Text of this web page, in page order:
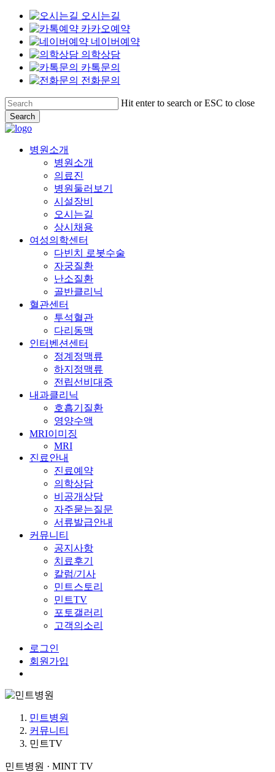
오시는길
카카오예약
네이버예약
의학상담
카톡문의
전화문의
Skip
to
main
content
Hit enter to search or ESC to close
Search
Close
Menu
병원소개
병원소개
의료진
병원둘러보기
시설장비
오시는길
상시채용
여성의학센터
다빈치 로봇수술
자궁질환
난소질환
골반클리닉
혈관센터
투석혈관
다리동맥
인터벤션센터
정계정맥류
하지정맥류
전립선비대증
내과클리닉
호흡기질환
영양수액
MRI이미징
MRI
진료안내
진료예약
의학상담
비공개상담
자주묻는질문
서류발급안내
커뮤니티
공지사항
치료후기
칼럼/기사
민트스토리
민트TV
포토갤러리
고객의소리
로그인
회원가입
민트병원
커뮤니티
민트TV
민트병원 · MINT TV